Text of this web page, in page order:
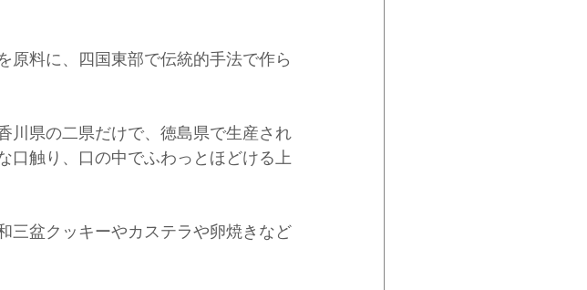
原料に、四国東部で伝統的手法で作ら
川県の二県だけで、徳島県で生産され
口触り、口の中でふわっとほどける上
三盆クッキーやカステラや卵焼きなど